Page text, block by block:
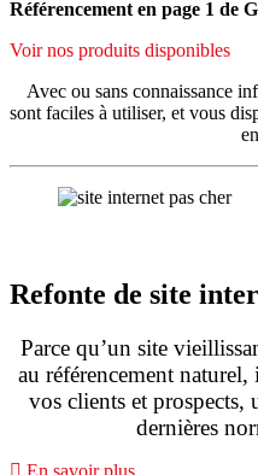
Référencement en page 1 de
Voir nos produits disponibles
Avec ou sans connaissance
sont faciles à utiliser, et vous
Refonte de site
Parce qu’un site
au référencement
vos clients et prospects,
dernières
En savoir plus